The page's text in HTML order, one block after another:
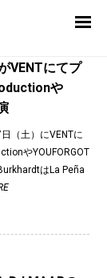
VENTにてプ
や
（土）にVENTに
やYOUFORGOT
はLa Peña